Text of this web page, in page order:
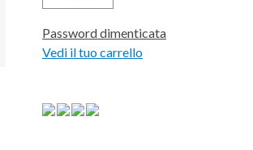
Password dimenticata
Vedi il tuo carrello